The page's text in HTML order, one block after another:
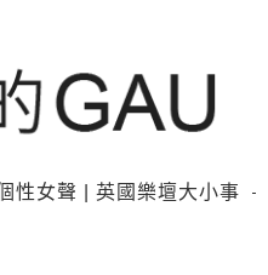
性女聲 | 英國樂壇大小事